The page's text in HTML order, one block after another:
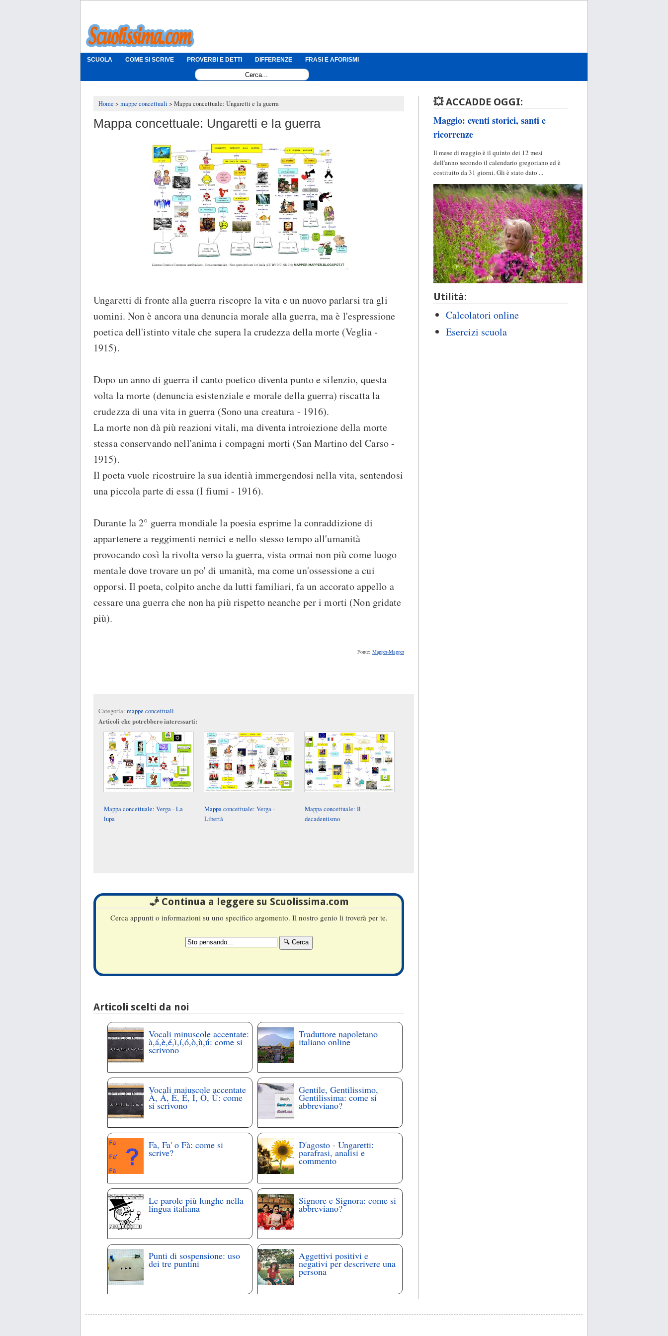
SCUOLA COME SI SCRIVE PROVERBI E DETTI DIFFERENZE FRASI E AFORISMI
Home mappe concettuali Mappa concettuale: Ungaretti e la guerra
Mappa concettuale: Ungaretti e la guerra
Ungaretti di fronte alla guerra riscopre la vita e un nuovo parlarsi tra gli
uomini. Non è ancora una denuncia morale alla guerra, ma è l'espressione
poetica dell'istinto vitale che supera la crudezza della morte (Veglia -
1915).
Dopo un anno di guerra il canto poetico diventa punto e silenzio, questa
volta la morte (denuncia esistenziale e morale della guerra) riscatta la
crudezza di una vita in guerra (Sono una creatura - 1916).
La morte non dà più reazioni vitali, ma diventa introiezione della morte
stessa conservando nell'anima i compagni morti (San Martino del Carso -
1915).
Il poeta vuole ricostruire la sua identià immergendosi nella vita, sentendosi
una piccola parte di essa (I fiumi - 1916).
Durante la 2° guerra mondiale la poesia esprime la conraddizione di
appartenere a reggimenti nemici e nello stesso tempo all'umanità
provocando così la rivolta verso la guerra, vista ormai non più come luogo
mentale dove trovare un po' di umanità, ma come un'ossessione a cui
opporsi. Il poeta, colpito anche da lutti familiari, fa un accorato appello a
cessare una guerra che non ha più rispetto neanche per i morti (Non gridate
più).
Fonte: Mapper-Mapper
Categoria: mappe concettuali
Articoli che potrebbero interessarti:
Mappa concettuale: Verga - La
lupa
Mappa concettuale: Verga -
Libertà
Mappa concettuale: Il
decadentismo
🧞 Continua a leggere su Scuolissima.com
Cerca appunti o informazioni su uno specifico argomento. Il nostro genio li troverà per te.
Articoli scelti da noi
Vocali minuscole accentate:
à,á,è,é,ì,í,ó,ò,ù,ú: come si
scrivono
Traduttore napoletano
italiano online
Vocali maiuscole accentate
À, Á, È, É, Ì, Ò, Ù: come
si scrivono
Gentile, Gentilissimo,
Gentilissima: come si
abbreviano?
Fa, Fa' o Fà: come si
scrive?
D'agosto - Ungaretti:
parafrasi, analisi e
commento
Le parole più lunghe nella
lingua italiana
Signore e Signora: come si
abbreviano?
Punti di sospensione: uso
dei tre puntini
Aggettivi positivi e
negativi per descrivere una
persona
💥 ACCADDE OGGI:
Maggio: eventi storici, santi e
ricorrenze
Il mese di maggio è il quinto dei 12 mesi
dell'anno secondo il calendario gregoriano ed è
costituito da 31 giorni. Gli è stato dato ...
Utilità:
Calcolatori online
Esercizi scuola